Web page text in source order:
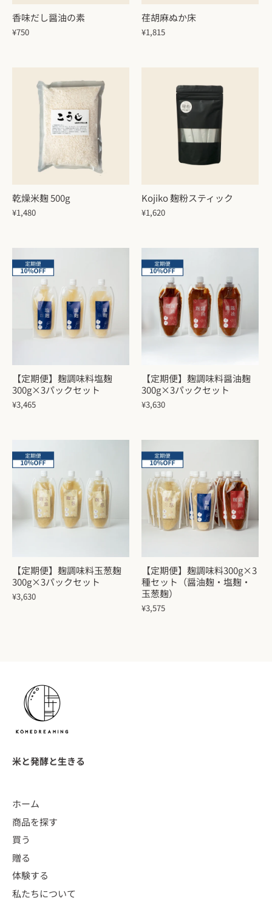
香味だし醤油の素
¥750
荏胡麻ぬか床
¥1,815
乾燥米麹 500g
¥1,480
Kojiko 麹粉スティック
¥1,620
【定期便】麹調味料塩麹
300g×3パックセット
¥3,465
【定期便】麹調味料醤油麹
300g×3パックセット
¥3,630
【定期便】麹調味料玉葱麹
300g×3パックセット
¥3,630
【定期便】麹調味料300g×3
種セット（醤油麹・塩麹・
玉葱麹）
¥3,575
米と発酵と生きる
ホーム
商品を探す
買う
贈る
体験する
私たちについて